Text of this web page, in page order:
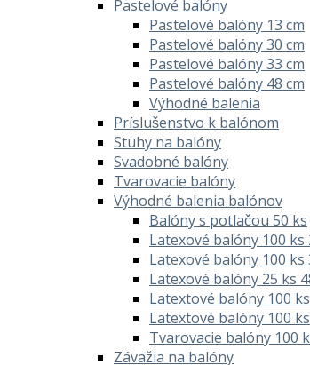
Pastelové balóny
Pastelové balóny 13 cm
Pastelové balóny 30 cm
Pastelové balóny 33 cm
Pastelové balóny 48 cm
Výhodné balenia
Príslušenstvo k balónom
Stuhy na balóny
Svadobné balóny
Tvarovacie balóny
Výhodné balenia balónov
Balóny s potlačou 50 ks
Latexové balóny 100 ks
Latexové balóny 100 ks
Latexové balóny 25 ks
Latextové balóny 100
Latextové balóny 100
Tvarovacie balóny 100
Závažia na balóny